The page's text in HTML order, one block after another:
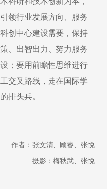
领行业发展方向、服务
创中心建设需要，保持
、出智出力、努力服务
；要用前瞻性思维进行
交叉路线，走在国际学
排头兵。
作者：张文清、顾睿、张悦
摄影：梅秋武、张悦